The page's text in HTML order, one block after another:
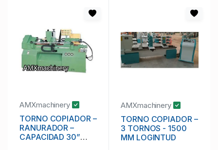
AMXmachinery
TORNO COPIADOR –
RANURADOR –
CAPACIDAD 30”
AMXmachinery
TORNO COPIADOR –
3 TORNOS - 1500
MM LOGINTUD